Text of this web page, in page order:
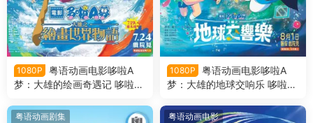
1080P
粤语动画电影哆啦A
梦：大雄的绘画奇遇记 哆啦A
粤语版
1080P
粤语动画电影哆啦A
梦：大雄的地球交响乐 哆啦A
粤语版
粤语动画剧集 粤语动画电影